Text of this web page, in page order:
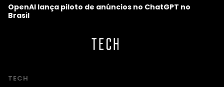
OpenAI lança piloto de anúncios no ChatGPT no
Brasil
TECH
TECH